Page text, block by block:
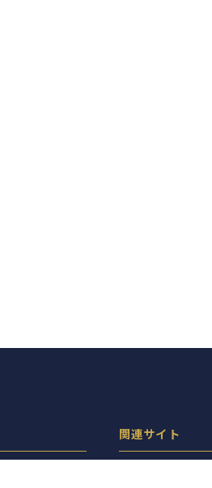
関連サイト